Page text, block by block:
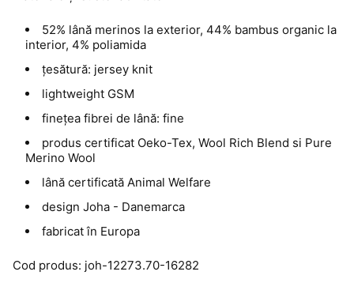
52% lână merinos la exterior, 44% bambus organic la
interior, 4% poliamida
țesătură: jersey knit
lightweight GSM
finețea fibrei de lână: fine
produs certificat Oeko-Tex, Wool Rich Blend si Pure
Merino Wool
lână certificată Animal Welfare
design Joha - Danemarca
fabricat în Europa
Cod produs: joh-12273.70-16282